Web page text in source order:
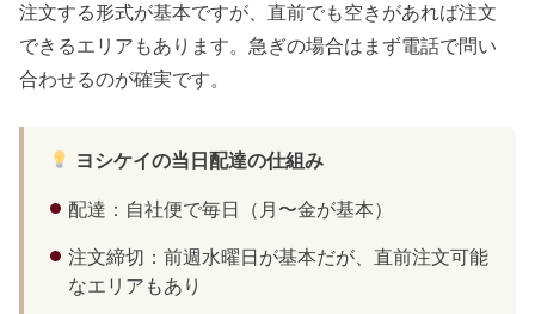
注文する形式が基本ですが、直前でも空きがあれば注文
できるエリアもあります。急ぎの場合はまず電話で問い
合わせるのが確実です。
ヨシケイの当日配達の仕組み
配達：自社便で毎日（月〜金が基本）
注文締切：前週水曜日が基本だが、直前注文可能
なエリアもあり